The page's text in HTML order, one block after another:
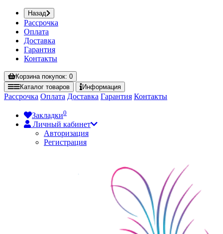
Назад
Рассрочка
Оплата
Доставка
Гарантия
Контакты
Корзинапокупок: 0
Каталог товаров Информация
Рассрочка Оплата Доставка Гарантия Контакты
Закладки0
Личный кабинет
Авторизация
Регистрация